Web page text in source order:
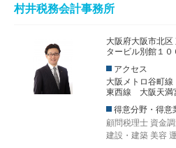
村井税務会計事務所
大阪府大阪市北
タービル別館１０
アクセス
大阪メトロ谷町
東西線 大阪天満
得意分野・得意
顧問税理士 資金
建設・建築 美容